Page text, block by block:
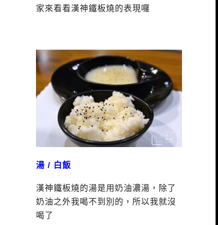
家來看看漢神鐵板燒的表現囉
湯 / 白飯
漢神鐵板燒的湯是用奶油濃湯，除了
奶油之外我喝不到別的，所以我就沒
喝了